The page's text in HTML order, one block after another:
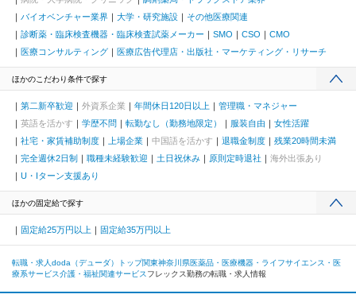
バイオベンチャー業界
大学・研究施設
その他医療関連
診断薬・臨床検査機器・臨床検査試薬メーカー
SMO CSO
CMO
医療コンサルティング
医療広告代理店・出版社・マーケティング・リサーチ
ほかのこだわり条件で探す
第二新卒歓迎 外資系企業 年間休日120日以上
管理職・マネジャー
英語を活かす
学歴不問 転勤なし（勤務地限定） 服装自由
女性活躍
社宅・家賃補助制度
上場企業 中国語を活かす 退職金制度
残業20時間未満
完全週休2日制
職種未経験歓迎 土日祝休み 原則定時退社
海外出張あり
U・Iターン支援あり
ほかの固定給で探す
固定給25万円以上 固定給35万円以上
転職・求人doda（デューダ）トップ関東神奈川県医薬品・医療機器・ライフサイエンス・医
療系サービス介護・福祉関連サービス フレックス勤務の転職・求人情報